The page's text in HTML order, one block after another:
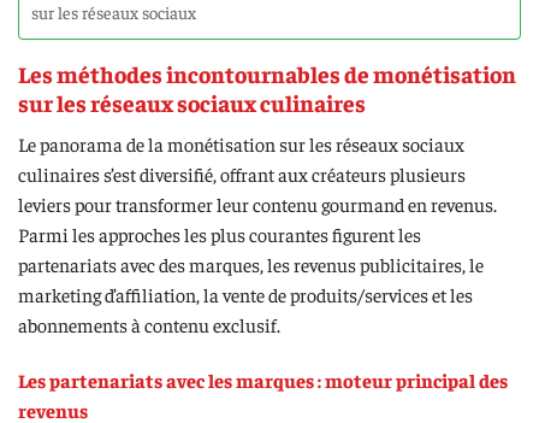
sur les réseaux sociaux
Les méthodes incontournables de monétisation
sur les réseaux sociaux culinaires
Le panorama de la monétisation sur les réseaux sociaux
culinaires s’est diversifié, offrant aux créateurs plusieurs
leviers pour transformer leur contenu gourmand en revenus.
Parmi les approches les plus courantes figurent les
partenariats avec des marques, les revenus publicitaires, le
marketing d’affiliation, la vente de produits/services et les
abonnements à contenu exclusif.
Les partenariats avec les marques : moteur principal des
revenus